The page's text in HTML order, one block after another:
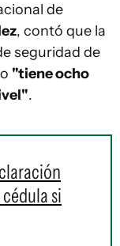
de
, contó que la
seguridad de
"tiene ocho
.
si